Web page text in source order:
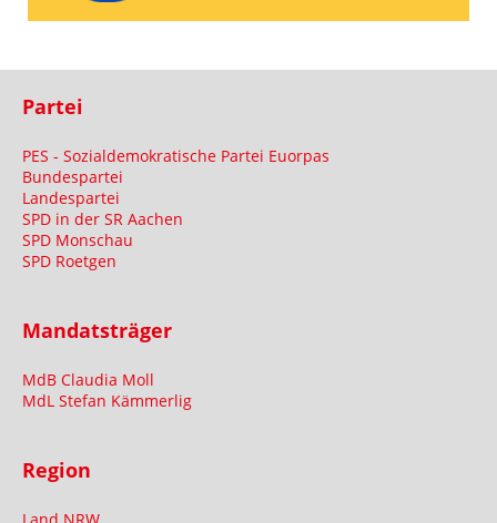
Partei
PES - Sozialdemokratische Partei Euorpas
Bundespartei
Landespartei
SPD in der SR Aachen
SPD Monschau
SPD Roetgen
Mandatsträger
MdB Claudia Moll
MdL Stefan Kämmerlig
Region